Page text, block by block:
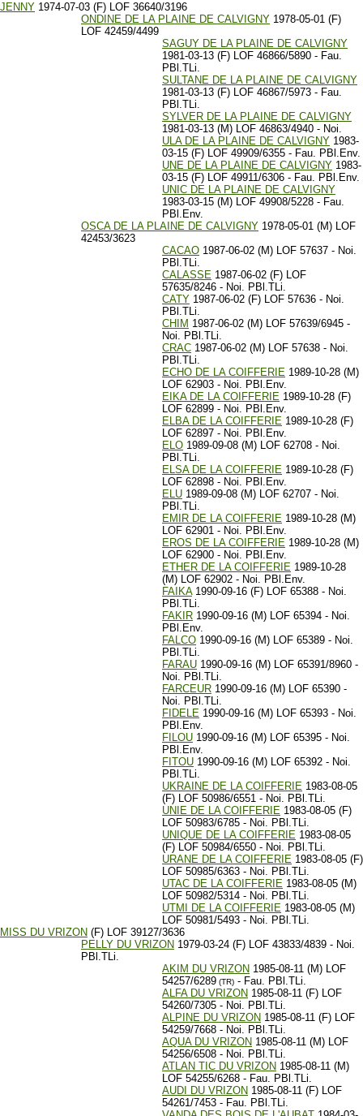
JENNY 1974-07-03 (F) LOF 36640/3196
ONDINE DE LA PLAINE DE CALVIGNY 1978-05-01 (F)
LOF 42459/4499
SAGUY DE LA PLAINE DE CALVIGNY
1981-03-13 (F) LOF 46866/5890 - Fau.
PBl.TLi.
SULTANE DE LA PLAINE DE CALVIGNY
1981-03-13 (F) LOF 46867/5973 - Fau.
PBl.TLi.
SYLVER DE LA PLAINE DE CALVIGNY
1981-03-13 (M) LOF 46863/4940 - Noi.
ULA DE LA PLAINE DE CALVIGNY 1983-
03-15 (F) LOF 49909/6355 - Fau. PBl.Env.
UNE DE LA PLAINE DE CALVIGNY 1983-
03-15 (F) LOF 49911/6306 - Fau. PBl.Env.
UNIC DE LA PLAINE DE CALVIGNY
1983-03-15 (M) LOF 49908/5228 - Fau.
PBl.Env.
OSCA DE LA PLAINE DE CALVIGNY 1978-05-01 (M) LOF
42453/3623
CACAO 1987-06-02 (M) LOF 57637 - Noi.
PBl.TLi.
CALASSE 1987-06-02 (F) LOF
57635/8246 - Noi. PBl.TLi.
CATY 1987-06-02 (F) LOF 57636 - Noi.
PBl.TLi.
CHIM 1987-06-02 (M) LOF 57639/6945 -
Noi. PBl.TLi.
CRAC 1987-06-02 (M) LOF 57638 - Noi.
PBl.TLi.
ECHO DE LA COIFFERIE 1989-10-28 (M)
LOF 62903 - Noi. PBl.Env.
EIKA DE LA COIFFERIE 1989-10-28 (F)
LOF 62899 - Noi. PBl.Env.
ELBA DE LA COIFFERIE 1989-10-28 (F)
LOF 62897 - Noi. PBl.Env.
ELO 1989-09-08 (M) LOF 62708 - Noi.
PBl.TLi.
ELSA DE LA COIFFERIE 1989-10-28 (F)
LOF 62898 - Noi. PBl.Env.
ELU 1989-09-08 (M) LOF 62707 - Noi.
PBl.TLi.
EMIR DE LA COIFFERIE 1989-10-28 (M)
LOF 62901 - Noi. PBl.Env.
EROS DE LA COIFFERIE 1989-10-28 (M)
LOF 62900 - Noi. PBl.Env.
ETHER DE LA COIFFERIE 1989-10-28
(M) LOF 62902 - Noi. PBl.Env.
FAIKA1990-09-16 (F) LOF 65388 - Noi.
PBl.TLi.
FAKIR 1990-09-16 (M) LOF 65394 - Noi.
PBl.Env.
FALCO 1990-09-16 (M) LOF 65389 - Noi.
PBl.TLi.
FARAU 1990-09-16 (M) LOF 65391/8960 -
Noi. PBl.TLi.
FARCEUR 1990-09-16 (M) LOF 65390 -
Noi. PBl.TLi.
FIDELE 1990-09-16 (M) LOF 65393 - Noi.
PBl.Env.
FILOU 1990-09-16 (M) LOF 65395 - Noi.
PBl.Env.
FITOU 1990-09-16 (M) LOF 65392 - Noi.
PBl.TLi.
UKRAINE DE LA COIFFERIE 1983-08-05
(F) LOF 50986/6551 - Noi. PBl.TLi.
UNIE DE LA COIFFERIE 1983-08-05 (F)
LOF 50983/6785 - Noi. PBl.TLi.
UNIQUE DE LA COIFFERIE 1983-08-05
(F) LOF 50984/6550 - Noi. PBl.TLi.
URANE DE LA COIFFERIE 1983-08-05 (F)
LOF 50985/6363 - Noi. PBl.TLi.
UTAC DE LA COIFFERIE 1983-08-05 (M)
LOF 50982/5314 - Noi. PBl.TLi.
UTMI DE LA COIFFERIE 1983-08-05 (M)
LOF 50981/5493 - Noi. PBl.TLi.
MISS DU VRIZON (F) LOF 39127/3636
PELLY DU VRIZON 1979-03-24 (F) LOF 43833/4839 - Noi.
PBl.TLi.
AKIM DU VRIZON 1985-08-11 (M) LOF
54257/6289 (TR) - Fau. PBl.TLi.
ALFA DU VRIZON 1985-08-11 (F) LOF
54260/7305 - Noi. PBl.TLi.
ALPINE DU VRIZON 1985-08-11 (F) LOF
54259/7668 - Noi. PBl.TLi.
AQUA DU VRIZON 1985-08-11 (M) LOF
54256/6508 - Noi. PBl.TLi.
ATLAN TIC DU VRIZON 1985-08-11 (M)
LOF 54255/6268 - Fau. PBl.TLi.
AUDI DU VRIZON 1985-08-11 (F) LOF
54261/7453 - Fau. PBl.TLi.